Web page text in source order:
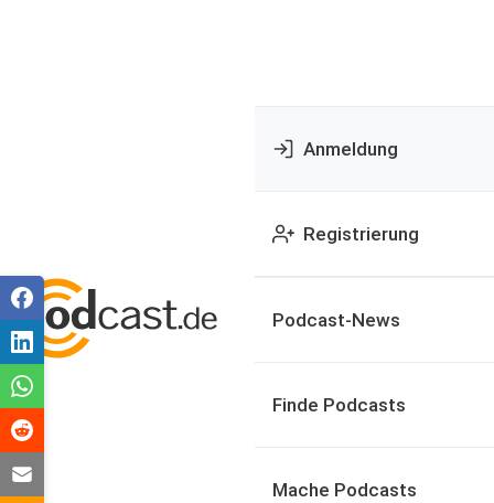
Anmeldung
Registrierung
Podcast-News
Finde Podcasts
Mache Podcasts